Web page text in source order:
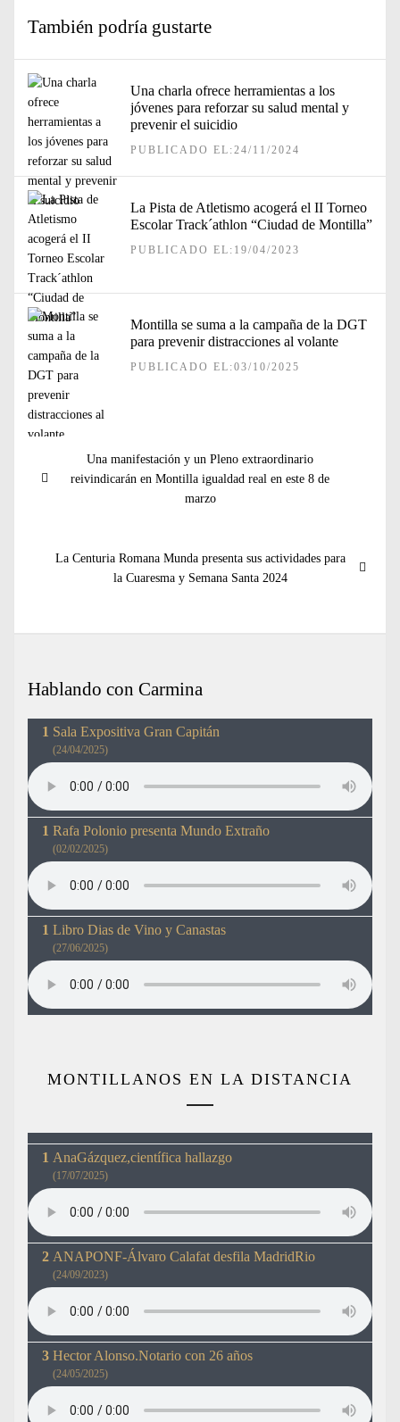
También podría gustarte
Una charla ofrece herramientas a los
jóvenes para reforzar su salud mental y
prevenir el suicidio
PUBLICADO EL:24/11/2024
La Pista de Atletismo acogerá el II Torneo
Escolar Track´athlon “Ciudad de Montilla”
PUBLICADO EL:19/04/2023
Montilla se suma a la campaña de la DGT
para prevenir distracciones al volante
PUBLICADO EL:03/10/2025
de
Entrada
anterior:
Una manifestación y un Pleno extraordinario
reivindicarán en Montilla igualdad real en este 8 de
marzo
Entrada
La Centuria Romana Munda presenta sus actividades para
la Cuaresma y Semana Santa 2024
Hablando con Carmina
Sala Expositiva Gran Capitán
(24/04/2025)
Rafa Polonio presenta Mundo Extraño
(02/02/2025)
Libro Dias de Vino y Canastas
(27/06/2025)
MONTILLANOS EN LA DISTANCIA
AnaGázquez,científica hallazgo
(17/07/2025)
ANAPONF-Álvaro Calafat desfila MadridRio
(24/09/2023)
Hector Alonso.Notario con 26 años
(24/05/2025)